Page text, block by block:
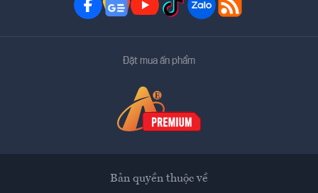
Đặt mua ấn phẩm
Bản quyền thuộc về